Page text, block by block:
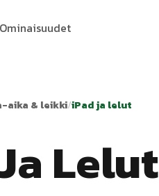
Ominaisuudet
aika & leikki/iPad ja lelut
Lelut